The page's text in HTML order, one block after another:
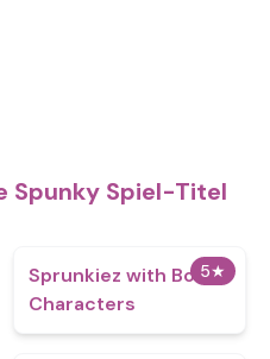
Spunky Spiel-Titel
5★
Sprunkiez with Bonus
Characters